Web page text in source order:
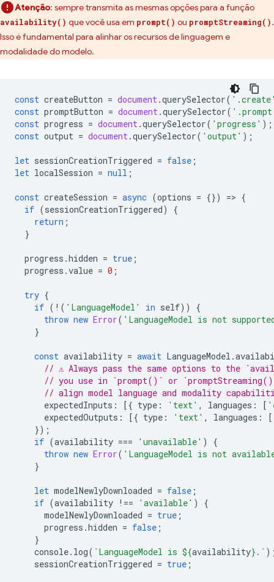
Atenção: sempre transmita as mesmas opções para a função
availability() que você usa em prompt() ou promptStreaming().
Isso é fundamental para alinhar os recursos de linguagem e
modalidade do modelo.
const createButton = document.querySelector(
const promptButton = document.querySelector(
const progress = document.querySelector( 'progress' );
const output = document.querySelector( 'output' );
let sessionCreationTriggered = false ;
let localSession = null ;
const createSession = async (options = {}) => {
if (sessionCreationTriggered)
{
return ;
}
progress .hidden = true ;
progress .value = 0 ;
try {
if ( ! ( 'LanguageModel' in self))
{
throw new Error( 'LanguageModel is not
}
const availability = await LanguageModel .
// ⚠️ Always pass the same options to the
// you use in `prompt()` or
// align model language and modality
expectedInputs : [{ type : 'text' , languages : [
expectedOutputs : [{ type : 'text' , languages : [
});
if (availability === 'unavailable' )
{
throw new Error( 'LanguageModel is not
}
let modelNewlyDownloaded = false ;
if (availability !== 'available' )
{
modelNewlyDownloaded = true ;
progress .hidden = false ;
}
console. log( `LanguageModel is ${availability} .`
sessionCreationTriggered = true ;